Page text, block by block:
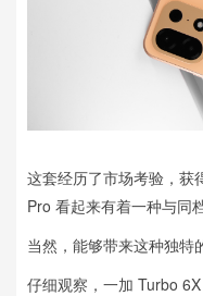
这套经历了市场考验，获
Pro 看起来有着一种与同
当然，能够带来这种独特
仔细观察，一加 Turbo